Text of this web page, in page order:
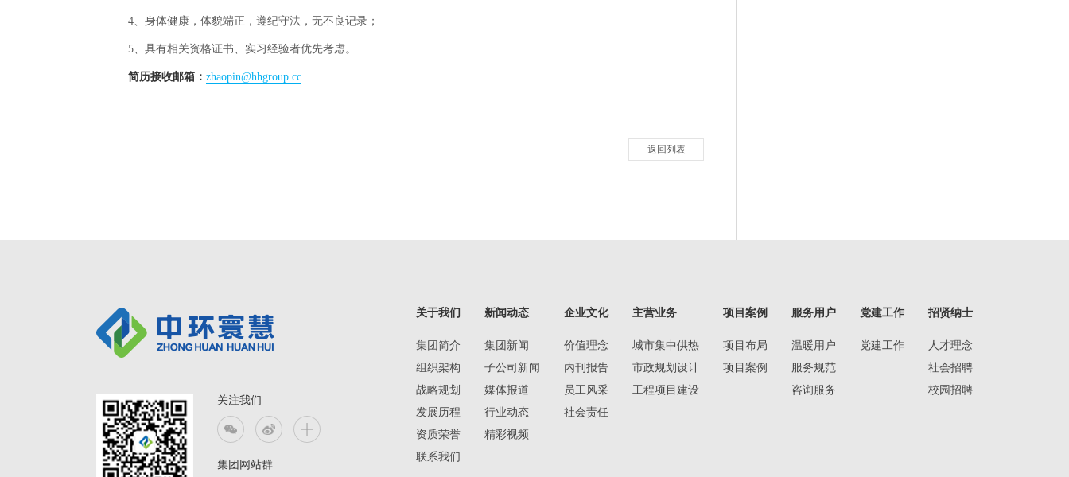
4、身体健康，体貌端正，遵纪守法，无不良记录；
5、具有相关资格证书、实习经验者优先考虑。
简历接收邮箱： zhaopin@hhgroup.cc
返回列表
关注我们
集团网站群
关于我们
集团简介
组织架构
战略规划
发展历程
资质荣誉
联系我们
新闻动态
集团新闻
子公司新闻
媒体报道
行业动态
精彩视频
企业文化
价值理念
内刊报告
员工风采
社会责任
主营业务
城市集中供热
市政规划设计
工程项目建设
项目案例
项目布局
项目案例
服务用户
温暖用户
服务规范
咨询服务
党建工作
党建工作
招贤纳士
人才理念
社会招聘
校园招聘